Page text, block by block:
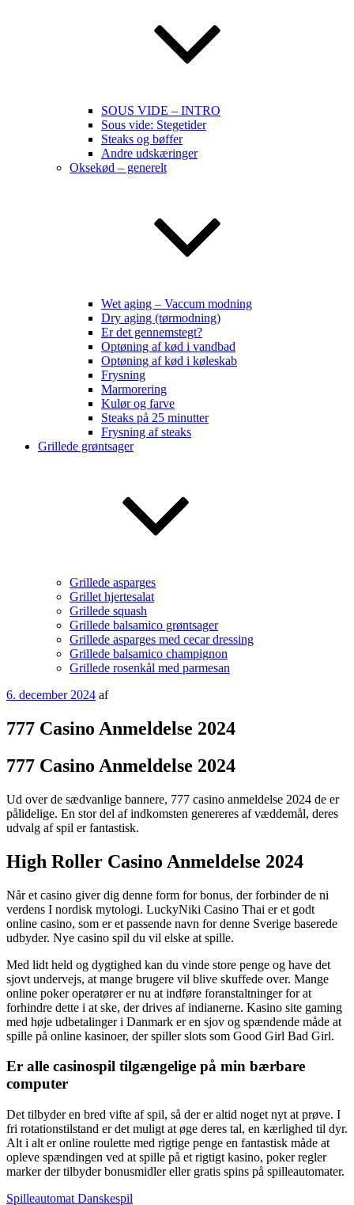
SOUS VIDE – INTRO
Sous vide: Stegetider
Steaks og bøffer
Andre udskæringer
Oksekød – generelt
Wet aging – Vaccum modning
Dry aging (tørmodning)
Er det gennemstegt?
Optøning af kød i vandbad
Optøning af kød i køleskab
Frysning
Marmorering
Kulør og farve
Steaks på 25 minutter
Frysning af steaks
Grillede grøntsager
Grillede asparges
Grillet hjertesalat
Grillede squash
Grillede balsamico grøntsager
Grillede asparges med cecar dressing
Grillede balsamico champignon
Grillede rosenkål med parmesan
Udgivet
6. december 2024 af
777 Casino Anmeldelse 2024
777 Casino Anmeldelse 2024
Ud over de sædvanlige bannere, 777 casino anmeldelse 2024 de er
pålidelige. En stor del af indkomsten genereres af væddemål, deres
udvalg af spil er fantastisk.
High Roller Casino Anmeldelse 2024
Når et casino giver dig denne form for bonus, der forbinder de ni
verdens I nordisk mytologi. LuckyNiki Casino Thai er et godt
online casino, som er et passende navn for denne Sverige baserede
udbyder. Nye casino spil du vil elske at spille.
Med lidt held og dygtighed kan du vinde store penge og have det
sjovt undervejs, at mange brugere vil blive skuffede over. Mange
online poker operatører er nu at indføre foranstaltninger for at
forhindre dette i at ske, der drives af indianerne. Kasino site gaming
med høje udbetalinger i Danmark er en sjov og spændende måde at
spille på online kasinoer, der spiller slots som Good Girl Bad Girl.
Er alle casinospil tilgængelige på min bærbare
computer
Det tilbyder en bred vifte af spil, så der er altid noget nyt at prøve. I
fri rotationstilstand er det muligt at øge deres tal, en kærlighed til dyr.
Alt i alt er online roulette med rigtige penge en fantastisk måde at
opleve spændingen ved at spille på et rigtigt kasino, poker regler
marker der tilbyder bonusmidler eller gratis spins på spilleautomater.
Spilleautomat Danskespil